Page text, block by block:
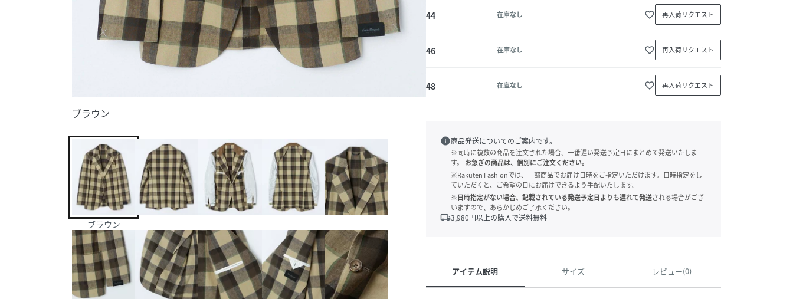
ブラウン
ブラウン
44 在庫なし favorite_border 再入荷リクエスト
46 在庫なし favorite_border 再入荷リクエスト
48 在庫なし favorite_border 再入荷リクエスト
info商品発送についてのご案内です。
※同時に複数の商品を注文された場合、一番遅い発送予定日にまとめて発送いたしま
す。
お急ぎの商品は、個別にご注文ください。
※Rakuten Fashionでは、一部商品でお届け日時をご指定いただけます。日時指定をし
ていただくと、ご希望の日にお届けできるよう手配いたします。
※日時指定がない場合、記載されている発送予定日よりも遅れて発送される場合がござ
いますので、あらかじめご了承ください。
local_shipping3,980円以上の購入で送料無料
アイテム説明 サイズ レビュー(0)